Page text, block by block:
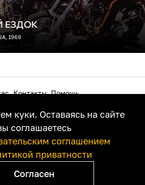
ЕЗДОК
1969
куки. Оставаясь на сайте
соглашаетесь
соглашением
приватности
Согласен
Контакты Помощь
соглашение
Правообладателям